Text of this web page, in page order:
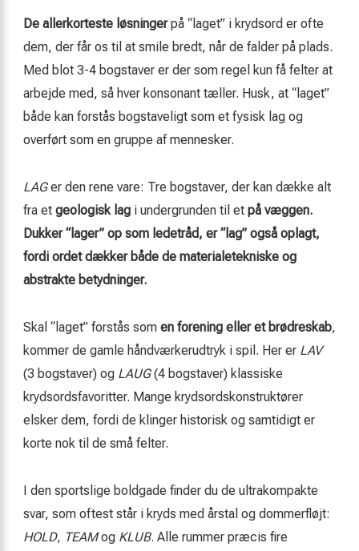
De allerkorteste løsningerpå “laget” i krydsord er ofte
dem, der får os til at smile bredt, når de falder på plads.
Med blot 3-4 bogstaver er der som regel kun få felter at
arbejde med, så hver konsonant tæller. Husk, at “laget”
både kan forstås bogstaveligt som et fysisk lag og
overført som en gruppe af mennesker.
LAGer den rene vare: Tre bogstaver, der kan dække alt
fra et geologisk lag i undergrunden til et på væggen.
Dukker “lager” op som ledetråd, er “lag” også oplagt,
fordi ordet dækker både de materialetekniske og
abstrakte betydninger.
Skal “laget” forstås som en forening eller et brødre­skab,
kommer de gamle håndværkerudtryk i spil. Her er LAV
(3 bogstaver) og LAUG(4 bogstaver) klassiske
krydsords­favoritter. Mange krydsordskonstruktører
elsker dem, fordi de klinger historisk og samtidigt er
korte nok til de små felter.
I den sportslige boldgade finder du de ultra­kompakte
svar, som oftest står i kryds med årstal og dommerfløjt:
HOLD, TEAMog KLUB. Alle rummer præcis fire